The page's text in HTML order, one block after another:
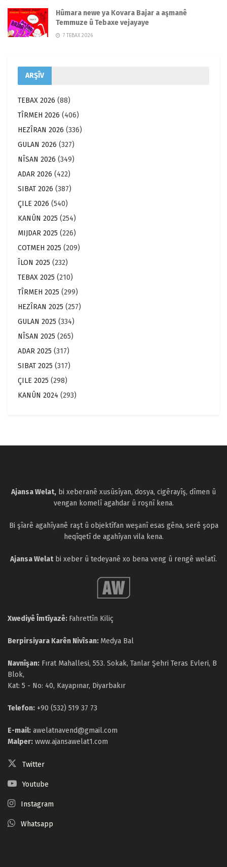
Hûmara newe ya Kovara Bajar a aşmanê
Temmuze û Tebaxe vejayaye
7 TEBAX 2026
ARŞÎV
TEBAX 2026 (88)
TÎRMEH 2026 (406)
HEZÎRAN 2026 (336)
GULAN 2026 (327)
NÎSAN 2026 (349)
ADAR 2026 (422)
SIBAT 2026 (387)
ÇILE 2026 (540)
KANÛN 2025 (254)
MIJDAR 2025 (226)
COTMEH 2025 (209)
ÎLON 2025 (232)
TEBAX 2025 (210)
TÎRMEH 2025 (299)
HEZÎRAN 2025 (257)
GULAN 2025 (334)
NÎSAN 2025 (265)
ADAR 2025 (317)
SIBAT 2025 (317)
ÇILE 2025 (298)
KANÛN 2024 (293)
Ajansa Welat, bi xeberanê xusûsîyan, dosya, cigêrayîş, dîmen û
vengan komelî agahdar û roşnî kena.
Bi şîarê agahîyanê raşt û objektîfan weşanî esas gêna, serê şopa
heqîqetî de agahîyan vila kena.
Ajansa Welatbi xeber û tedeyanê xo bena veng û rengê welatî.
Xwediyê Îmtîyazê: Fahrettîn Kiliç
Berpirsiyara Karên Nivîsan: Medya Bal
Navnîşan: Fırat Mahallesi, 553. Sokak, Tanlar Şehri Teras Evleri, B
Blok,
Kat: 5 - No: 40, Kayapınar, Diyarbakır
Telefon: +90 (532) 519 37 73
E-mail: awelatnavend@gmail.com
Malper: www.ajansawelat1.com
Twitter
Youtube
Instagram
Whatsapp